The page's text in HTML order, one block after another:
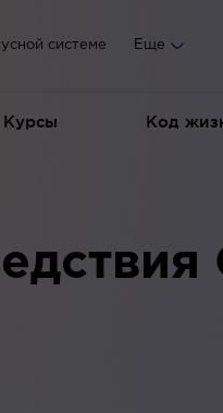
Курсы Код
системе Еще